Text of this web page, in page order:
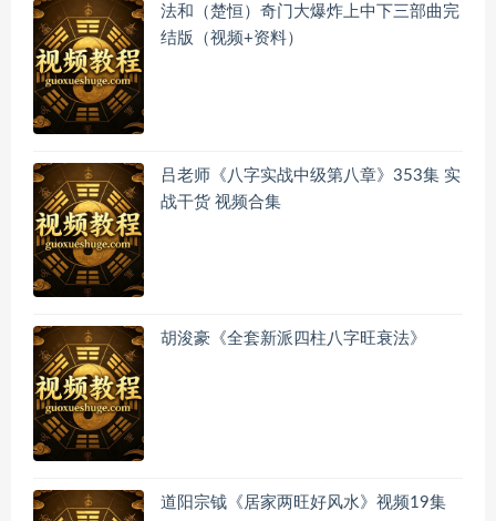
法和（楚恒）奇门大爆炸上中下三部曲完
结版（视频+资料）
吕老师《八字实战中级第八章》353集 实
战干货 视频合集
胡浚豪《全套新派四柱八字旺衰法》
道阳宗钺《居家两旺好风水》视频19集